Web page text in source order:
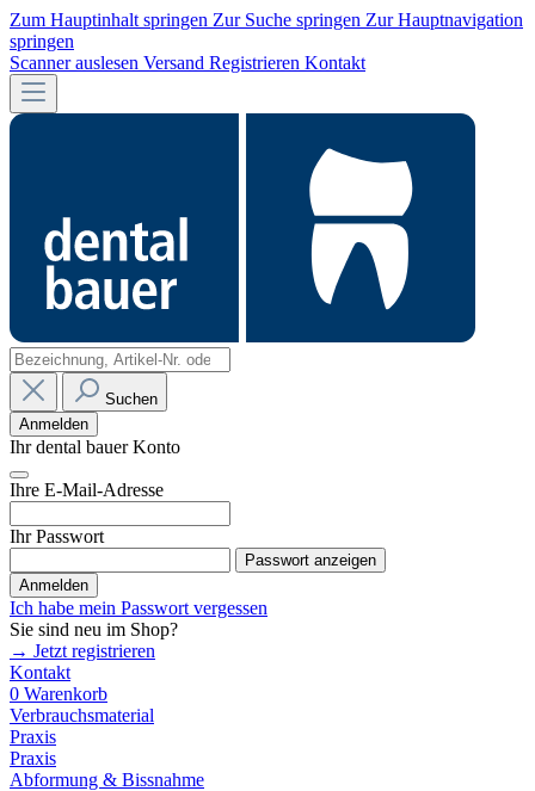
Zum Hauptinhalt springen Zur Suche springen Zur Hauptnavigation
springen
Scanner auslesen Versand Registrieren Kontakt
Suchen
Anmelden
Ihr dental bauer Konto
Ihre E-Mail-Adresse
Ihr Passwort
Passwort anzeigen
Anmelden
Ich habe mein Passwort vergessen
Sie sind neu im Shop?
→ Jetzt registrieren
Kontakt
0 Warenkorb
Verbrauchsmaterial
Praxis
Praxis
Abformung & Bissnahme